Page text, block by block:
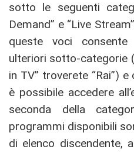
sotto le seguenti
Demand” e “Live
queste voci
ulteriori sotto-categorie
in TV” troverete “Rai”)
è possibile accedere
seconda della
programmi disponibili
di elenco discendente,